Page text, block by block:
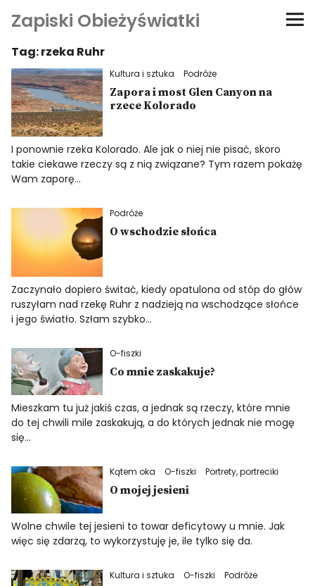
Zapiski Obieżyświatki
Podróże
Kultura i sztuka
Kątem oka
O-fiszki
Niezwyczajne ściany
Dom na kółkach
Tag:rzeka Ruhr
Kultura i sztuka Podróże
Zapora i most Glen Canyon na
rzece Kolorado
I ponownie rzeka Kolorado. Ale jak o niej nie pisać, skoro
takie ciekawe rzeczy są z nią związane? Tym razem pokażę
Wam zaporę…
Podróże
O wschodzie słońca
Zaczynało dopiero świtać, kiedy opatulona od stóp do głów
ruszyłam nad rzekę Ruhr z nadzieją na wschodzące słońce
i jego światło. Szłam szybko…
O-fiszki
Co mnie zaskakuje?
Mieszkam tu już jakiś czas, a jednak są rzeczy, które mnie
do tej chwili mile zaskakują, a do których jednak nie mogę
się…
Kątem oka O-fiszki Portrety, portreciki
O mojej jesieni
Wolne chwile tej jesieni to towar deficytowy u mnie. Jak
więc się zdarzą, to wykorzystuję je, ile tylko się da.
Kultura i sztuka O-fiszki Podróże